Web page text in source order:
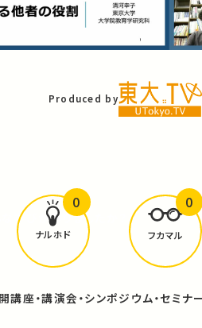
Produced by
な学びがありましたか？
ナルホド
0
フカマル
0
講座・講演会・シンポジウム・セミナ